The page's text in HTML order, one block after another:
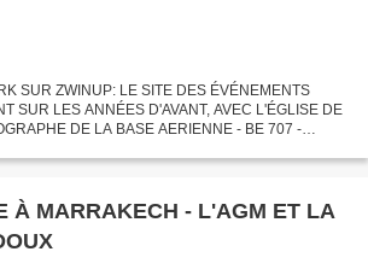
SUR ZWINUP: LE SITE DES ÉVÉNEMENTS
SUR LES ANNÉES D'AVANT, AVEC L'ÉGLISE DE
DE LA BASE AERIENNE - BE 707 -
À MARRAKECH - L'AGM ET LA